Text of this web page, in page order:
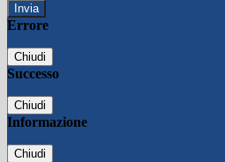
Errore
Chiudi
Successo
Chiudi
Informazione
Chiudi